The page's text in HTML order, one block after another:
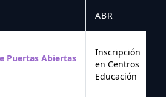
ABR
Puertas Abiertas
Inscripción
en Centros
Educación